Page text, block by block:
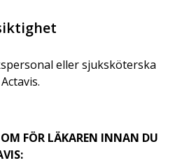
eller sjuksköterska
FÖR LÄKAREN INNAN DU